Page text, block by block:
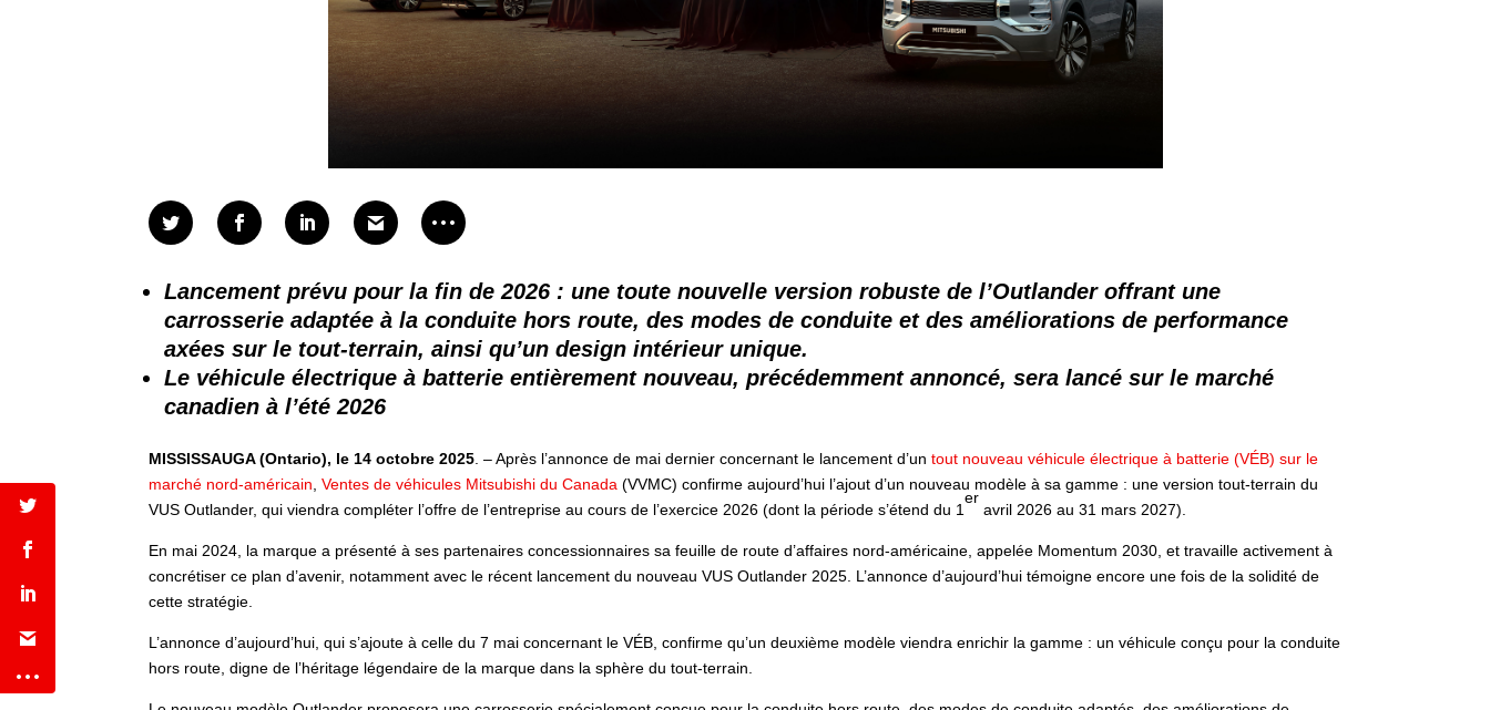
Lancement prévu pour la fin de 2026 : une toute nouvelle version robuste de l’Outlander offrant une
carrosserie adaptée à la conduite hors route, des modes de conduite et des améliorations de performance
axées sur le tout-terrain, ainsi qu’un design intérieur unique.
Le véhicule électrique à batterie entièrement nouveau, précédemment annoncé, sera lancé sur le marché
canadien à l’été 2026
MISSISSAUGA (Ontario), le 14 octobre 2025 . – Après l’annonce de mai dernier concernant le lancement d’untout nouveau véhicule électrique à batterie (VÉB) sur le
marché nord-américain ,Ventes de véhicules Mitsubishi du Canada (VVMC) confirme aujourd’hui l’ajout d’un nouveau modèle à sa gamme : une version tout-terrain du
VUS Outlander, qui viendra compléter l’offre de l’entreprise au cours de l’exercice 2026 (dont la période s’étend du 1
er
avril 2026 au 31 mars 2027).
En mai 2024, la marque a présenté à ses partenaires concessionnaires sa feuille de route d’affaires nord-américaine, appelée Momentum 2030, et travaille activement à
concrétiser ce plan d’avenir, notamment avec le récent lancement du nouveau VUS Outlander 2025. L’annonce d’aujourd’hui témoigne encore une fois de la solidité de
cette stratégie.
L’annonce d’aujourd’hui, qui s’ajoute à celle du 7 mai concernant le VÉB, confirme qu’un deuxième modèle viendra enrichir la gamme : un véhicule conçu pour la conduite
hors route, digne de l’héritage légendaire de la marque dans la sphère du tout-terrain.